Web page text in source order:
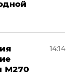
M270
14:14